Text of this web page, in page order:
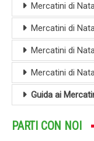
Mercatini di
Mercatini di
Mercatini di
Mercatini di
Guida ai
PARTI CON NOI